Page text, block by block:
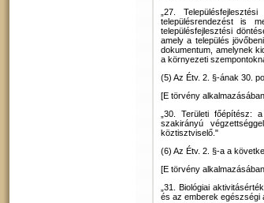
„27.
településrendezést is
településfejlesztési
amely a település
dokumentum, amelynek
a környezeti
(5) Az Étv. 2. §-ának 30.
[E törvény
„30. Területi főépítész:
szakirányú
köztisztviselő."
(6) Az Étv. 2. §-a a
[E törvény
„31. Biológiai
és az emberek egészségi